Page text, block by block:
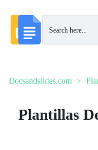
Docsandslides.com
Plantillas